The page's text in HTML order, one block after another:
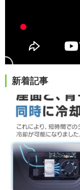
新着記事